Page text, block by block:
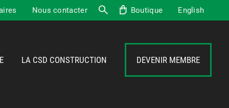
Nous contacter Boutique English
LA CSD CONSTRUCTION DEVENIR MEMBRE